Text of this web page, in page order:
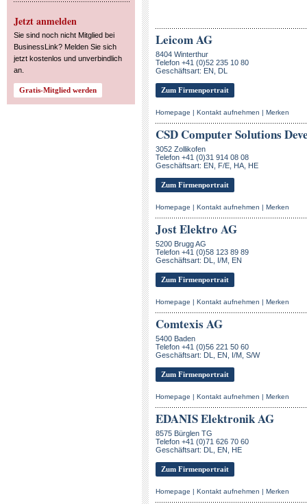
Jetzt anmelden
Sie sind noch nicht Mitglied bei
BusinessLink? Melden Sie sich
jetzt kostenlos und unverbindlich
an.
Leicom AG
8404 Winterthur
Telefon +41 (0)52 235 10 80
Geschäftsart: EN, DL
Zum Firmenportrait
Homepage | Kontakt aufnehmen | Merken
CSD Computer Solutions
3052 Zollikofen
Telefon +41 (0)31 914 08 08
Geschäftsart: EN, F/E, HA, HE
Zum Firmenportrait
Homepage | Kontakt aufnehmen | Merken
Jost Elektro AG
5200 Brugg AG
Telefon +41 (0)58 123 89 89
Geschäftsart: DL, I/M, EN
Zum Firmenportrait
Homepage | Kontakt aufnehmen | Merken
Comtexis AG
5400 Baden
Telefon +41 (0)56 221 50 60
Geschäftsart: DL, EN, I/M, S/W
Zum Firmenportrait
Homepage | Kontakt aufnehmen | Merken
EDANIS Elektronik AG
8575 Bürglen TG
Telefon +41 (0)71 626 70 60
Geschäftsart: DL, EN, HE
Zum Firmenportrait
Homepage | Kontakt aufnehmen | Merken